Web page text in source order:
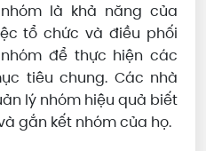
là khả năng của
tổ chức và điều phối
để thực hiện các
tiêu chung. Các nhà
lý nhóm hiệu quả biết
gắn kết nhóm của họ.